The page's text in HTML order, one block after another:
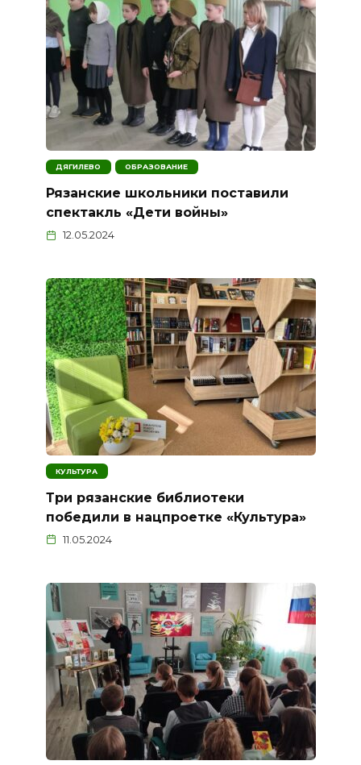
ДЯГИЛЕВО ОБРАЗОВАНИЕ
Рязанские школьники поставили
спектакль «Дети войны»
12.05.2024
КУЛЬТУРА
Три рязанские библиотеки
победили в нацпроетке «Культура»
11.05.2024